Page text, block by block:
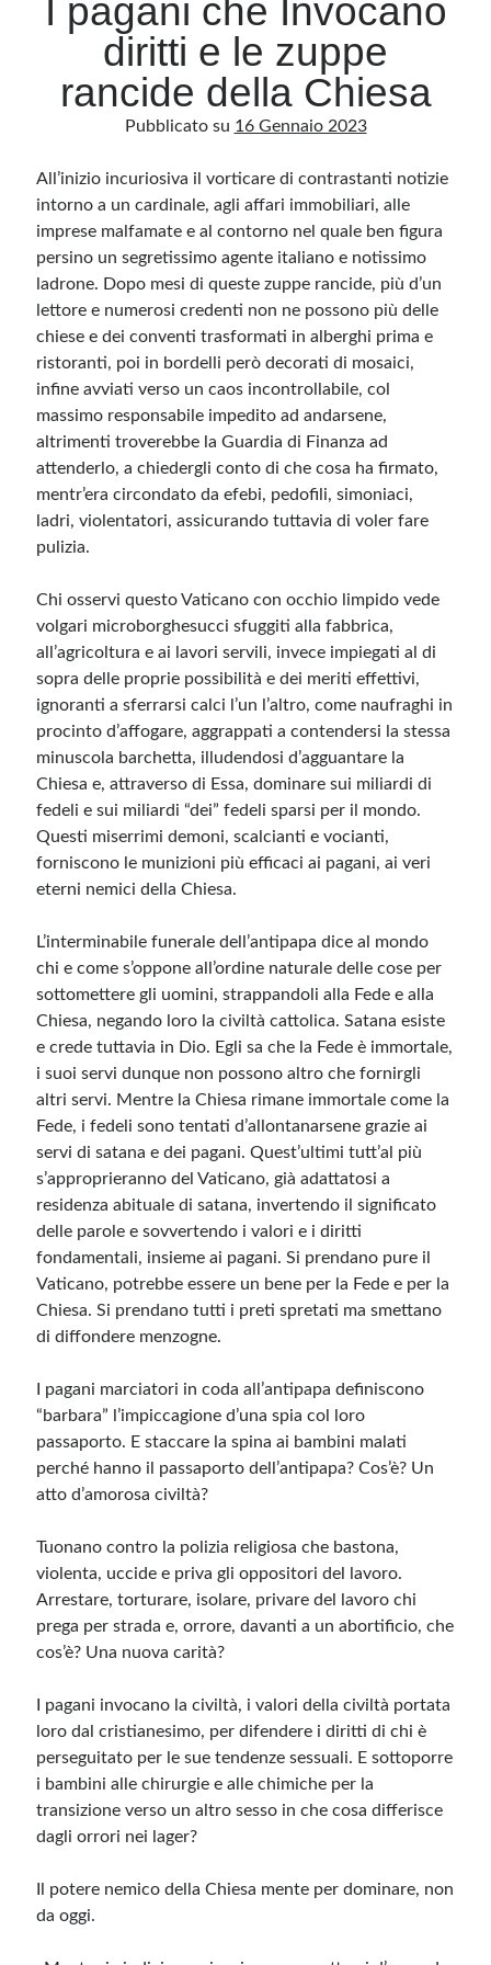
Archivio
Archivi
Categorie
Categorie
Questo blog non rappresenta una testata giornalistica, in quanto viene aggiornato
senza alcuna periodicità. Non può pertanto considerarsi un prodotto editoriale ai
sensi della legge n· 62 del 7.03.2001. L’autore non è responsabile di quanto
pubblicato dai lettori nei commenti ai vari post. Saranno comunque cancellati quelli
ritenuti offensivi o lesivi dell’immagine o dell’onorabilità di terzi, di genere spam,
razzisti o che contengano dati personali non conformi al rispetto delle norme sulla
privacy. Alcune immagini inserite in questo blog sono tratte da Internet e, pertanto,
considerate di pubblico dominio. Qualora la loro pubblicazione violasse eventuali
immediatamente rimosse. L’autore del blog non è responsabile dei siti collegati
Meta
Feed dei contenuti
Feed dei commenti
WordPress.org
I pagani che Invocano
diritti e le zuppe
rancide della Chiesa
Pubblicato su 16 Gennaio 2023
All’inizio incuriosiva il vorticare di contrastanti notizie
intorno a un cardinale, agli affari immobiliari, alle
imprese malfamate e al contorno nel quale ben figura
persino un segretissimo agente italiano e notissimo
ladrone. Dopo mesi di queste zuppe rancide, più d’un
lettore e numerosi credenti non ne possono più delle
chiese e dei conventi trasformati in alberghi prima e
ristoranti, poi in bordelli però decorati di mosaici,
infine avviati verso un caos incontrollabile, col
massimo responsabile impedito ad andarsene,
altrimenti troverebbe la Guardia di Finanza ad
attenderlo, a chiedergli conto di che cosa ha firmato,
mentr’era circondato da efebi, pedofili, simoniaci,
ladri, violentatori, assicurando tuttavia di voler fare
pulizia.
Chi osservi questo Vaticano con occhio limpido vede
volgari microborghesucci sfuggiti alla fabbrica,
all’agricoltura e ai lavori servili, invece impiegati al di
sopra delle proprie possibilità e dei meriti effettivi,
ignoranti a sferrarsi calci l’un l’altro, come naufraghi in
procinto d’affogare, aggrappati a contendersi la stessa
minuscola barchetta, illudendosi d’agguantare la
Chiesa e, attraverso di Essa, dominare sui miliardi di
fedeli e sui miliardi “dei” fedeli sparsi per il mondo.
Questi miserrimi demoni, scalcianti e vocianti,
forniscono le munizioni più efficaci ai pagani, ai veri
eterni nemici della Chiesa.
L’interminabile funerale dell’antipapa dice al mondo
chi e come s’oppone all’ordine naturale delle cose per
sottomettere gli uomini, strappandoli alla Fede e alla
Chiesa, negando loro la civiltà cattolica. Satana esiste
e crede tuttavia in Dio. Egli sa che la Fede è immortale,
i suoi servi dunque non possono altro che fornirgli
altri servi. Mentre la Chiesa rimane immortale come la
Fede, i fedeli sono tentati d’allontanarsene grazie ai
servi di satana e dei pagani. Quest’ultimi tutt’al più
s’approprieranno del Vaticano, già adattatosi a
residenza abituale di satana, invertendo il significato
delle parole e sovvertendo i valori e i diritti
fondamentali, insieme ai pagani. Si prendano pure il
Vaticano, potrebbe essere un bene per la Fede e per la
Chiesa. Si prendano tutti i preti spretati ma smettano
di diffondere menzogne.
I pagani marciatori in coda all’antipapa definiscono
“barbara” l’impiccagione d’una spia col loro
passaporto. E staccare la spina ai bambini malati
perché hanno il passaporto dell’antipapa? Cos’è? Un
atto d’amorosa civiltà?
Tuonano contro la polizia religiosa che bastona,
violenta, uccide e priva gli oppositori del lavoro.
Arrestare, torturare, isolare, privare del lavoro chi
prega per strada e, orrore, davanti a un abortificio, che
cos’è? Una nuova carità?
I pagani invocano la civiltà, i valori della civiltà portata
loro dal cristianesimo, per difendere i diritti di chi è
perseguitato per le sue tendenze sessuali. E sottoporre
i bambini alle chirurgie e alle chimiche per la
transizione verso un altro sesso in che cosa differisce
dagli orrori nei lager?
Il potere nemico della Chiesa mente per dominare, non
da oggi.